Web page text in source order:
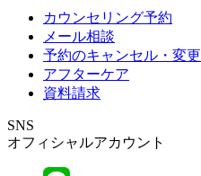
カウンセリング予約
メール相談
予約のキャンセル・変更
アフターケア
資料請求
SNS
オフィシャルアカウント